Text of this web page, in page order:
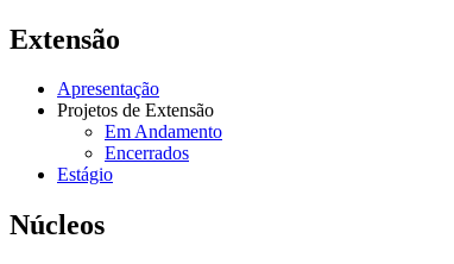
Extensão
Apresentação
Projetos de Extensão
Em Andamento
Encerrados
Estágio
Núcleos